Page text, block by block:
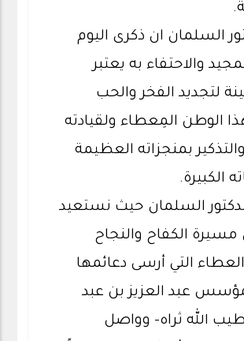
السلمان ان ذكرى اليوم
والاحتفاء به يعتبر
لتجديد الفخر والحب
الوطن المِعطاء ولقيادته
بمنجزاته العظيمة
الكبيرة.
السلمان حيث نستعيد
مسيرة الكفاح والنجاح
التي أرسى دعائمها
عبد العزيز بن عبد
الله ثراه- وواصل